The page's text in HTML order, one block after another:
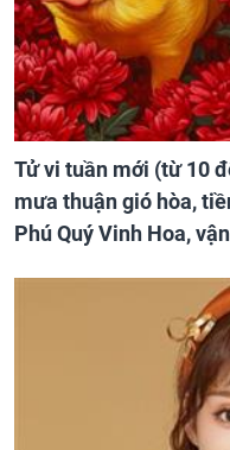
Tử vi tuần mới (từ 10
mưa thuận gió hòa,
Phú Quý Vinh Hoa,